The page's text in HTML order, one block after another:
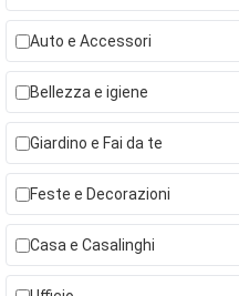
Auto e Accessori
Bellezza e igiene
Giardino e Fai da te
Feste e Decorazioni
Casa e Casalinghi